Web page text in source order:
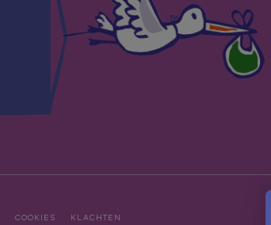
COOKIES KLACHTEN